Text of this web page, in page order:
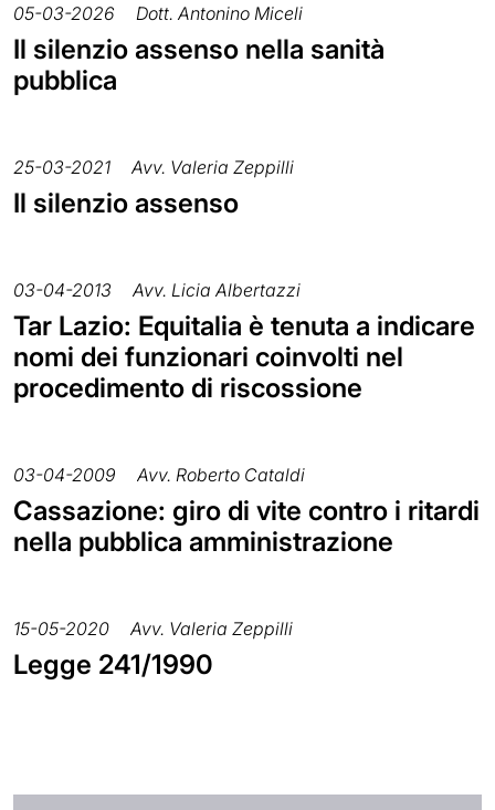
05-03-2026 Dott. Antonino Miceli
Il silenzio assenso nella sanità
pubblica
25-03-2021 Avv. Valeria Zeppilli
Il silenzio assenso
03-04-2013 Avv. Licia Albertazzi
Tar Lazio: Equitalia è tenuta a indicare
nomi dei funzionari coinvolti nel
procedimento di riscossione
03-04-2009 Avv. Roberto Cataldi
Cassazione: giro di vite contro i ritardi
nella pubblica amministrazione
15-05-2020 Avv. Valeria Zeppilli
Legge 241/1990